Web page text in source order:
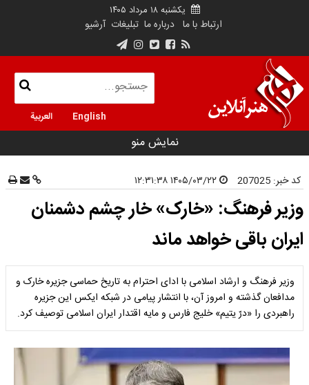
یکشنبه ۱۸ مرداد ۱۴۰۵
ارتباط با ما درباره ما تبلیغات آرشیو
English العربية
نمایش منو
کد خبر: 207025
وزیر فرهنگ: «خارک» خار چشم دشمنان
ایران باقی خواهد ماند
وزیر فرهنگ و ارشاد اسلامی با ادای احترام به تاریخ حماسی جزیره خارک و
مدافعان گذشته و امروز آن، با انتشار پیامی در شبکه ایکس این جزیره
راهبردی را «درّ یتیم» خلیج فارس و مایه اقتدار ایران اسلامی توصیف کرد.